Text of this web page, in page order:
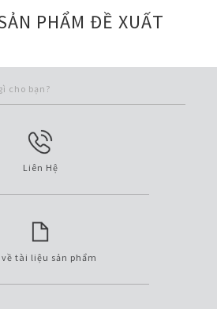
PHẨM ĐỀ XUẤT
cho bạn?
Liên Hệ
tài liệu sản phẩm